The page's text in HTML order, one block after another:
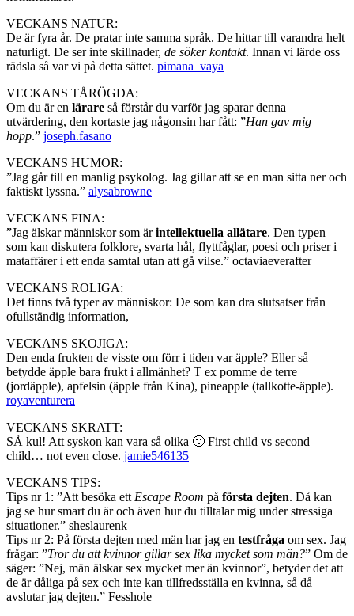
VECKANS NATUR:
De är fyra år. De pratar inte samma språk. De hittar till varandra helt
naturligt. De ser inte skillnader, de söker kontakt. Innan vi lärde oss
rädsla så var vi på detta sättet. pimana_vaya
VECKANS TÅRÖGDA:
Om du är en lärare så förstår du varför jag sparar denna
utvärdering, den kortaste jag någonsin har fått: ”Han gav mig
hopp.” joseph.fasano
VECKANS HUMOR:
”Jag går till en manlig psykolog. Jag gillar att se en man sitta ner och
faktiskt lyssna.” alysabrowne
VECKANS FINA:
”Jag älskar människor som ärintellektuella allätare. Den typen
som kan diskutera folklore, svarta hål, flyttfåglar, poesi och priser i
mataffärer i ett enda samtal utan att gå vilse.” octaviaeverafter
VECKANS ROLIGA:
Det finns två typer av människor: De som kan dra slutsatser från
ofullständig information,
VECKANS SKOJIGA:
Den enda frukten de visste om förr i tiden var äpple? Eller så
betydde äpple bara frukt i allmänhet? T ex pomme de terre
(jordäpple), apfelsin (äpple från Kina), pineapple (tallkotte-äpple).
royaventurera
VECKANS SKRATT:
SÅ kul! Att syskon kan vara så olika 🙂 First child vs second
child… not even close. jamie546135
VECKANS TIPS:
Tips nr 1: ”Att besöka ett Escape Room på första dejten. Då kan
jag se hur smart du är och även hur du tilltalar mig under stressiga
situationer.” sheslaurenk
Tips nr 2: På första dejten med män har jag en testfråga om sex. Jag
frågar: ”Tror du att kvinnor gillar sex lika mycket som män?” Om de
säger: ”Nej, män älskar sex mycket mer än kvinnor”, betyder det att
de är dåliga på sex och inte kan tillfredsställa en kvinna, så då
avslutar jag dejten.” Fesshole